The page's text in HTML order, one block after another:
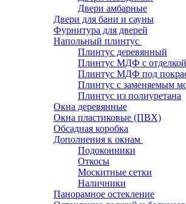
Двери амбарные
Двери для бани и сауны
Фурнитура для дверей
Напольный плинтус
Плинтус деревянный
Плинтус МДФ с отделкой
Плинтус МДФ под
Плинтус с заменяемым
Плинтус из полиуретана
Окна деревянные
Окна пластиковые (ПВХ)
Обсадная коробка
Дополнения к окнам
Подоконники
Откосы
Москитные сетки
Наличники
Панорамное остекление